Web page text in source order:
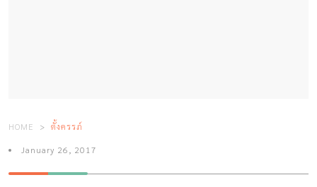
HOME ตั้งครรภ์
January 26, 2017